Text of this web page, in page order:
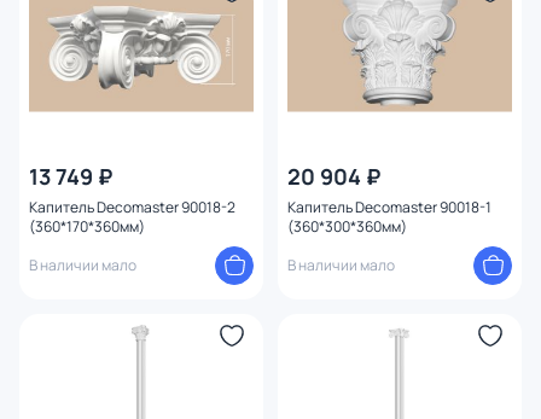
13 749 ₽
Капитель Decomaster 90018-2
(360*170*360мм)
В наличии мало
20 904 ₽
Капитель Decomaster 90018-1
(360*300*360мм)
В наличии мало
Диаметр (см)